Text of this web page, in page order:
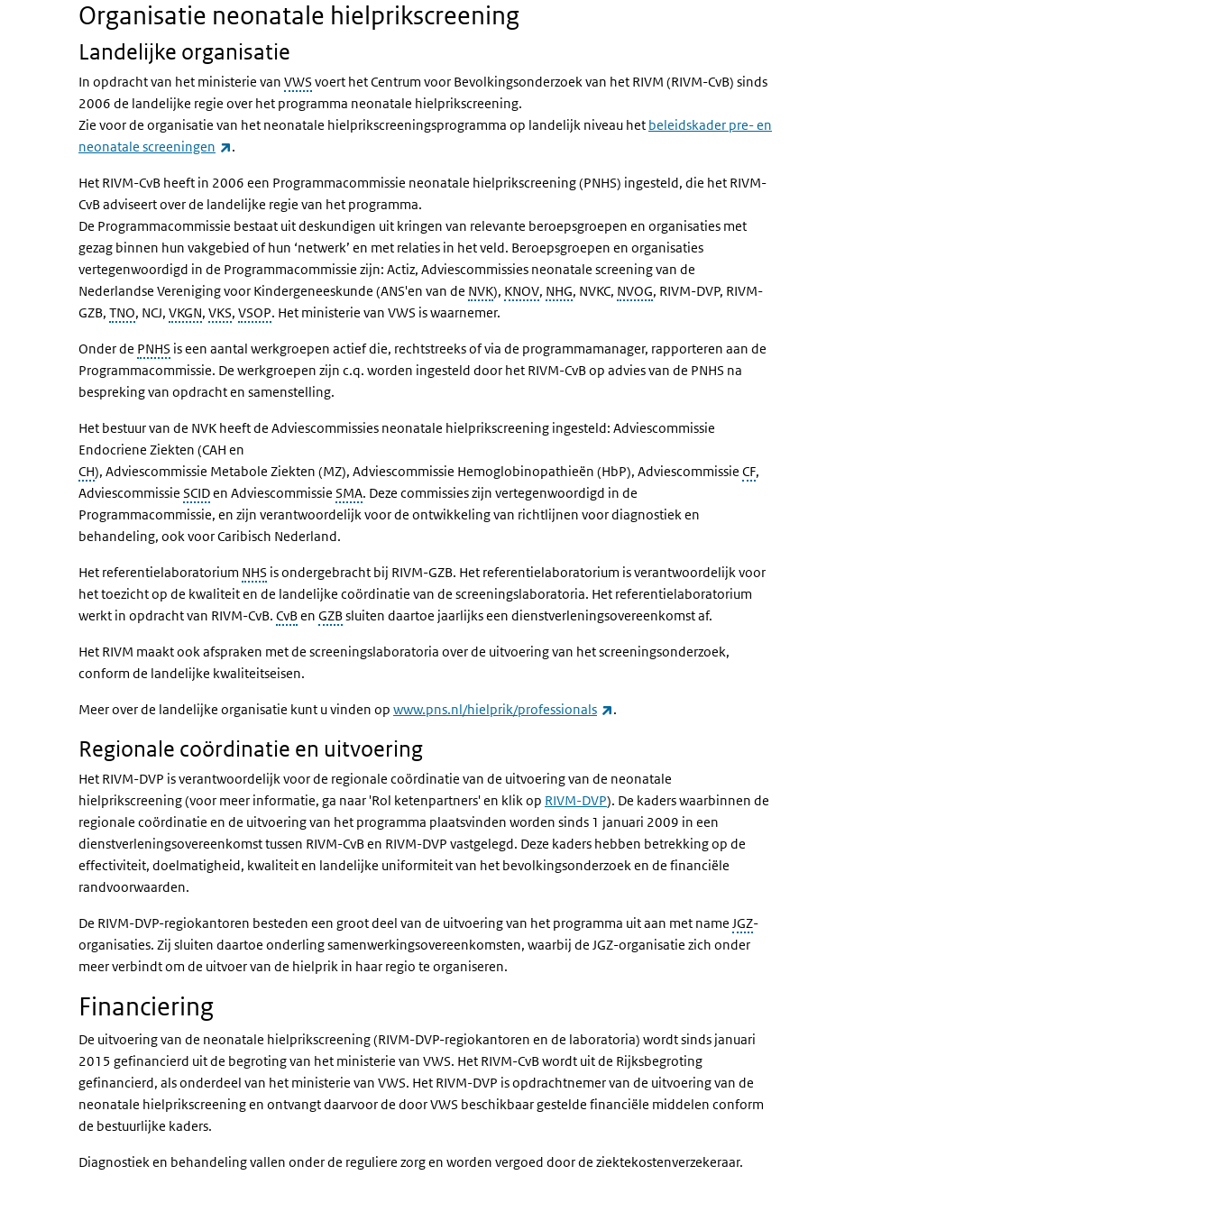
Organisatie neonatale hielprikscreening
Landelijke organisatie
In opdracht van het ministerie van VWS voert het Centrum voor Bevolkingsonderzoek van het RIVM (RIVM-CvB) sinds
2006 de landelijke regie over het programma neonatale hielprikscreening.
Zie voor de organisatie van het neonatale hielprikscreeningsprogramma op landelijk niveau het beleidskader pre- en
neonatale screeningen
(externe link)
.
Het RIVM-CvB heeft in 2006 een Programmacommissie neonatale hielprikscreening (PNHS) ingesteld, die het RIVM-
CvB adviseert over de landelijke regie van het programma.
De Programmacommissie bestaat uit deskundigen uit kringen van relevante beroepsgroepen en organisaties met
gezag binnen hun vakgebied of hun ‘netwerk’ en met relaties in het veld. Beroepsgroepen en organisaties
vertegenwoordigd in de Programmacommissie zijn: Actiz, Adviescommissies neonatale screening van de
Nederlandse Vereniging voor Kindergeneeskunde (ANS'en van de NVK), KNOV, NHG, NVKC, NVOG, RIVM-DVP, RIVM-
GZB, TNO, NCJ, VKGN, VKS, VSOP. Het ministerie van VWS is waarnemer.
Onder de PNHS is een aantal werkgroepen actief die, rechtstreeks of via de programmamanager, rapporteren aan de
Programmacommissie. De werkgroepen zijn c.q. worden ingesteld door het RIVM-CvB op advies van de PNHS na
bespreking van opdracht en samenstelling.
Het bestuur van de NVK heeft de Adviescommissies neonatale hielprikscreening ingesteld: Adviescommissie
Endocriene Ziekten (CAH en
CH), Adviescommissie Metabole Ziekten (MZ), Adviescommissie Hemoglobinopathieën (HbP), Adviescommissie CF,
Adviescommissie SCIDen Adviescommissie SMA. Deze commissies zijn vertegenwoordigd in de
Programmacommissie, en zijn verantwoordelijk voor de ontwikkeling van richtlijnen voor diagnostiek en
behandeling, ook voor Caribisch Nederland.
Het referentielaboratorium NHS is ondergebracht bij RIVM-GZB. Het referentielaboratorium is verantwoordelijk voor
het toezicht op de kwaliteit en de landelijke coördinatie van de screeningslaboratoria. Het referentielaboratorium
werkt in opdracht van RIVM-CvB. CvBen GZBsluiten daartoe jaarlijks een dienstverleningsovereenkomst af.
Het RIVM maakt ook afspraken met de screeningslaboratoria over de uitvoering van het screeningsonderzoek,
conform de landelijke kwaliteitseisen.
Meer over de landelijke organisatie kunt u vinden op www.pns.nl/hielprik/professionals (externe link)
.
Regionale coördinatie en uitvoering
Het RIVM-DVP is verantwoordelijk voor de regionale coördinatie van de uitvoering van de neonatale
hielprikscreening (voor meer informatie, ga naar 'Rol ketenpartners' en klik op RIVM-DVP). De kaders waarbinnen de
regionale coördinatie en de uitvoering van het programma plaatsvinden worden sinds 1 januari 2009 in een
dienstverleningsovereenkomst tussen RIVM-CvB en RIVM-DVP vastgelegd. Deze kaders hebben betrekking op de
effectiviteit, doelmatigheid, kwaliteit en landelijke uniformiteit van het bevolkingsonderzoek en de financiële
randvoorwaarden.
De RIVM-DVP-regiokantoren besteden een groot deel van de uitvoering van het programma uit aan met name JGZ-
organisaties. Zij sluiten daartoe onderling samenwerkingsovereenkomsten, waarbij de JGZ-organisatie zich onder
meer verbindt om de uitvoer van de hielprik in haar regio te organiseren.
Financiering
De uitvoering van de neonatale hielprikscreening (RIVM-DVP-regiokantoren en de laboratoria) wordt sinds januari
2015 gefinancierd uit de begroting van het ministerie van VWS. Het RIVM-CvB wordt uit de Rijksbegroting
gefinancierd, als onderdeel van het ministerie van VWS. Het RIVM-DVP is opdrachtnemer van de uitvoering van de
neonatale hielprikscreening en ontvangt daarvoor de door VWS beschikbaar gestelde financiële middelen conform
de bestuurlijke kaders.
Diagnostiek en behandeling vallen onder de reguliere zorg en worden vergoed door de ziektekostenverzekeraar.